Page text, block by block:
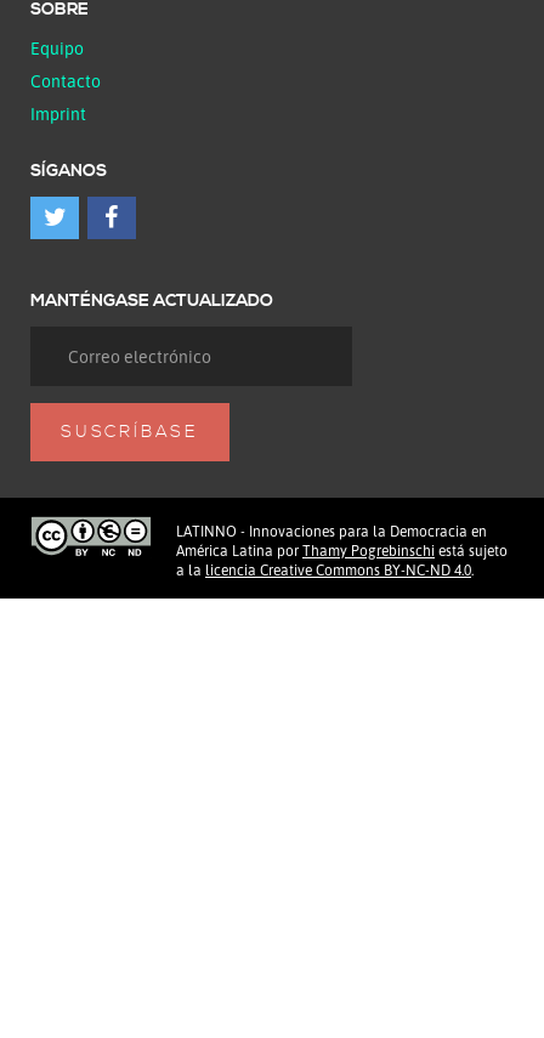
SOBRE
Equipo
Contacto
Imprint
SÍGANOS
MANTÉNGASE ACTUALIZADO
LATINNO - Innovaciones para la Democracia en
América Latina por Thamy Pogrebinschi está sujeto
a la licencia Creative Commons BY-NC-ND 4.0.